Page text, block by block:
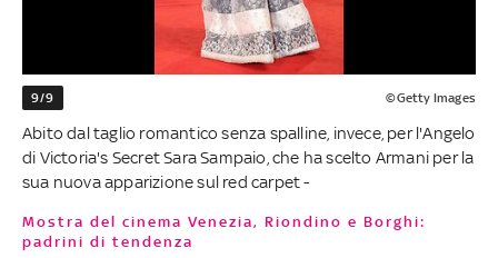
9/9 ©Getty Images
Abito dal taglio romantico senza spalline, invece, per l'Angelo
di Victoria's Secret Sara Sampaio, che ha scelto Armani per la
sua nuova apparizione sul red carpet -
Mostra del cinema Venezia, Riondino e Borghi:
padrini di tendenza